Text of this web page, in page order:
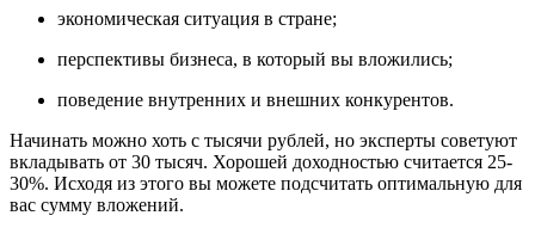
экономическая ситуация в стране;
перспективы бизнеса, в который вы вложились;
поведение внутренних и внешних конкурентов.
Начинать можно хоть с тысячи рублей, но эксперты советуют
вкладывать от 30 тысяч. Хорошей доходностью считается 25-
30%. Исходя из этого вы можете подсчитать оптимальную для
вас сумму вложений.